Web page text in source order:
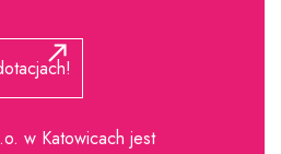
w Katowicach jest